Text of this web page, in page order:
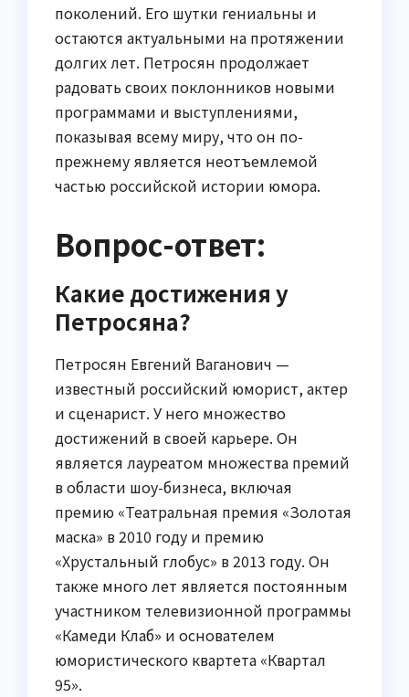
поколений. Его шутки гениальны и
остаются актуальными на протяжении
долгих лет. Петросян продолжает
радовать своих поклонников новыми
программами и выступлениями,
показывая всему миру, что он по-
прежнему является неотъемлемой
частью российской истории юмора.
Вопрос-ответ:
Какие достижения у
Петросяна?
Петросян Евгений Ваганович —
известный российский юморист, актер
и сценарист. У него множество
достижений в своей карьере. Он
является лауреатом множества премий
в области шоу-бизнеса, включая
премию «Театральная премия «Золотая
маска» в 2010 году и премию
«Хрустальный глобус» в 2013 году. Он
также много лет является постоянным
участником телевизионной программы
«Камеди Клаб» и основателем
юмористического квартета «Квартал
95».